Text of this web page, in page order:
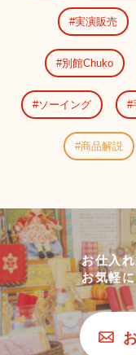
実演販売
別館Chuko
ソーイング
商品解説
お仕入
お気軽